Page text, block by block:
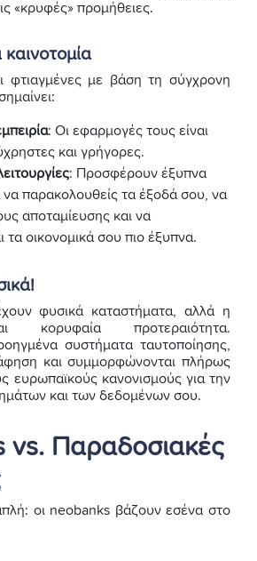
«κρυφές» προμήθειες.
καινοτομία
φτιαγμένες με βάση τη σύγχρονη
: Οι εφαρμογές τους είναι
και γρήγορες.
: Προσφέρουν έξυπνα
να παρακολουθείς τα έξοδά σου, να
αποταμίευσης και να
τα οικονομικά σου πιο έξυπνα.
φυσικά καταστήματα, αλλά η
κορυφαία προτεραιότητα.
συστήματα ταυτοποίησης,
και συμμορφώνονται πλήρως
ευρωπαϊκούς κανονισμούς για την
και των δεδομένων σου.
vs. Παραδοσιακές
οι neobanks βάζουν εσένα στο